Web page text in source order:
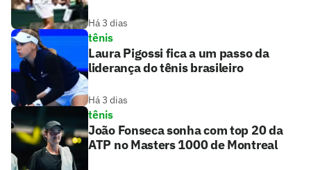
Há 3 dias
tênis
Laura Pigossi fica a um passo da
liderança do tênis brasileiro
Há 3 dias
tênis
João Fonseca sonha com top 20 da
ATP no Masters 1000 de Montreal